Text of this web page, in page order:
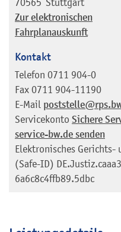
Zur elektronischen
Fahrplanauskunft
Kontakt
Telefon 0711 904-0
Fax 0711 904-11190
E-Mail
Servicekonto Sichere
service-bw.de senden
Elektronisches Gerichts-
(Safe-ID)
6a6c8c4ffb89.5dbc